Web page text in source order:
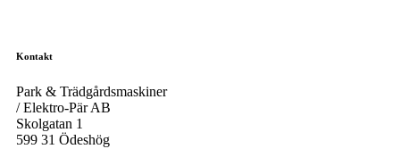
Kontakt
Park & Trädgårdsmaskiner
/ Elektro-Pär AB
Skolgatan 1
599 31 Ödeshög